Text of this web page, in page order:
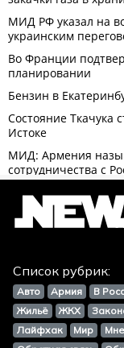
Список рубрик:
Авто Армия В
Жильё
ЖКХ
Лайфхак
Мир